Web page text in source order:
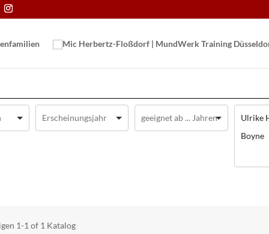
Ulrike
Boyne
1-1 of 1 Katalog